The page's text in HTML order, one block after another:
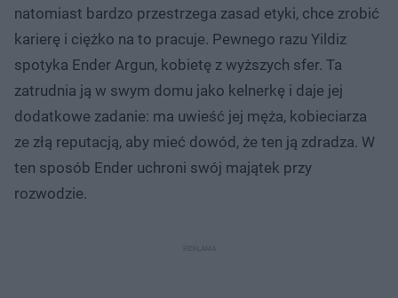
natomiast bardzo przestrzega zasad etyki, chce zrobić
karierę i ciężko na to pracuje. Pewnego razu Yildiz
spotyka Ender Argun, kobietę z wyższych sfer. Ta
zatrudnia ją w swym domu jako kelnerkę i daje jej
dodatkowe zadanie: ma uwieść jej męża, kobieciarza
ze złą reputacją, aby mieć dowód, że ten ją zdradza. W
ten sposób Ender uchroni swój majątek przy
rozwodzie.